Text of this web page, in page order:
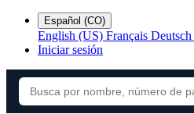
Español (CO)
English (US) Français Deutsch
Iniciar sesión